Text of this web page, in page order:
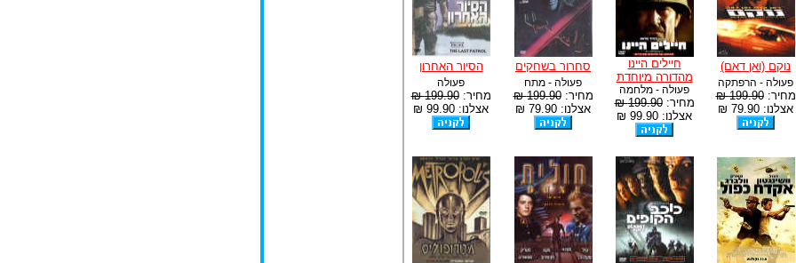
נוקם (ואן דאם)
פעולה - הרפתקה
מחיר:199.90 ₪
אצלנו: 79.90 ₪
חיילים היינו
מהדורה מיוחדת
פעולה - מלחמה
מחיר:199.90 ₪
אצלנו: 99.90 ₪
סחרור בשחקים
פעולה - מתח
מחיר:199.90 ₪
אצלנו: 79.90 ₪
הסיור האחרון
פעולה
מחיר:199.90 ₪
אצלנו: 99.90 ₪